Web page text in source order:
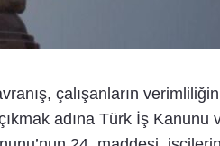
çalışanların
adına Türk İş